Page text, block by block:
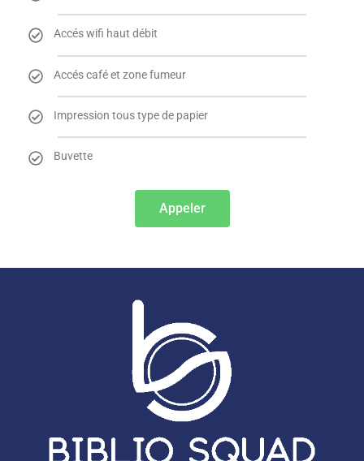
Accés wifi haut débit
Accés café et zone fumeur
Impression tous type de papier
Buvette
Appeler